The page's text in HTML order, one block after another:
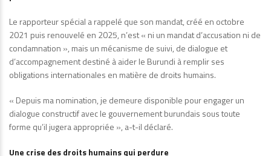
Le rapporteur spécial a rappelé que son mandat, créé en octobre
2021 puis renouvelé en 2025, n’est « ni un mandat d’accusation ni de
condamnation », mais un mécanisme de suivi, de dialogue et
d’accompagnement destiné à aider le Burundi à remplir ses
obligations internationales en matière de droits humains.
« Depuis ma nomination, je demeure disponible pour engager un
dialogue constructif avec le gouvernement burundais sous toute
forme qu’il jugera appropriée », a-t-il déclaré.
Une crise des droits humains qui perdure